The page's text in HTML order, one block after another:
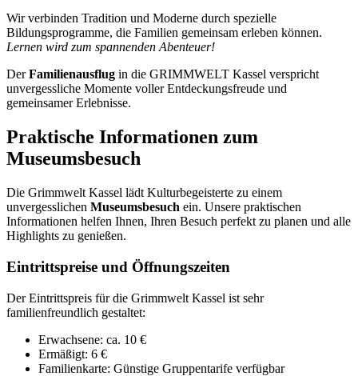
Wir verbinden Tradition und Moderne durch spezielle
Bildungsprogramme, die Familien gemeinsam erleben können.
Lernen wird zum spannenden Abenteuer!
DerFamilienausflug in die GRIMMWELT Kassel verspricht
unvergessliche Momente voller Entdeckungsfreude und
gemeinsamer Erlebnisse.
Praktische Informationen zum
Museumsbesuch
Die Grimmwelt Kassel lädt Kulturbegeisterte zu einem
unvergesslichen Museumsbesuch ein. Unsere praktischen
Informationen helfen Ihnen, Ihren Besuch perfekt zu planen und alle
Highlights zu genießen.
Eintrittspreise und Öffnungszeiten
Der Eintrittspreis für die Grimmwelt Kassel ist sehr
familienfreundlich gestaltet:
Erwachsene: ca. 10 €
Ermäßigt: 6 €
Familienkarte: Günstige Gruppentarife verfügbar